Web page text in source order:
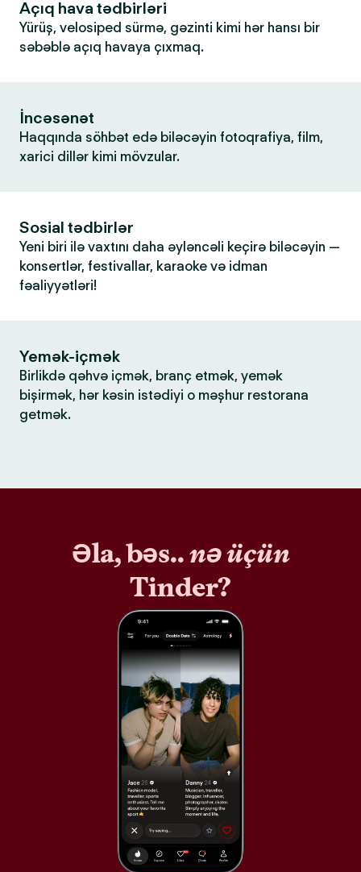
Açıq hava tədbirləri
Yürüş, velosiped sürmə, gəzinti kimi hər hansı bir
səbəblə açıq havaya çıxmaq.
İncəsənət
Haqqında söhbət edə biləcəyin fotoqrafiya, film,
xarici dillər kimi mövzular.
Sosial tədbirlər
Yeni biri ilə vaxtını daha əyləncəli keçirə biləcəyin —
konsertlər, festivallar, karaoke və idman
fəaliyyətləri!
Yemək-içmək
Birlikdə qəhvə içmək, branç etmək, yemək
bişirmək, hər kəsin istədiyi o məşhur restorana
getmək.
Əla, bəs..nə üçün
Tinder?